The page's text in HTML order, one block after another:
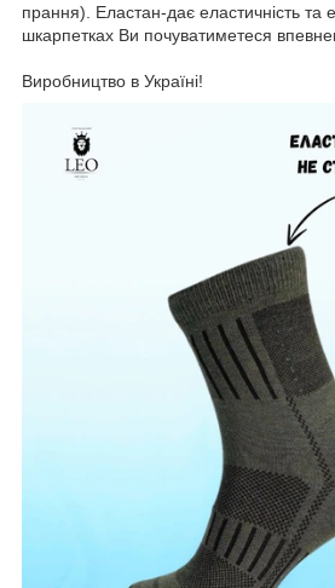
прання). Еластан-дає еластичність та
шкарпетках Ви почуватиметеся
Виробництво в Україні!